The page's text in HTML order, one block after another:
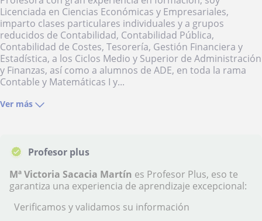
Licenciada en Ciencias Económicas y Empresariales,
imparto clases particulares individuales y a grupos
reducidos de Contabilidad, Contabilidad Pública,
Contabilidad de Costes, Tesorería, Gestión Financiera y
Estadística, a los Ciclos Medio y Superior de Administración
y Finanzas, así como a alumnos de ADE, en toda la rama
Contable y Matemáticas I y...
Ver más
Profesor plus
Mª Victoria Sacacia Martín es Profesor Plus, eso te
garantiza una experiencia de aprendizaje excepcional:
Verificamos y validamos su información